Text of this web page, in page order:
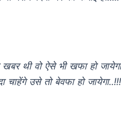
थी वो ऐसे भी खफा हो
चाहेंगे उसे तो बेवफा हो जायेगा..!!!